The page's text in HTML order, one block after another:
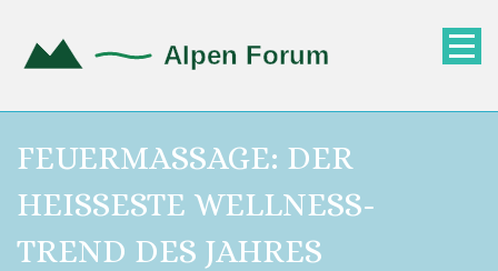
FEUERMASSAGE: DER
HEISSESTE WELLNESS-T
REND DES JAHRES